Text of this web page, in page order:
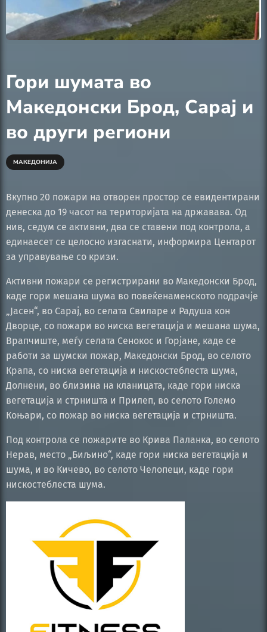
Гори шумата во
Македонски Брод, Сарај и
во други региони
МАКЕДОНИЈА
Вкупно 20 пожари на отворен простор се евидентирани
денеска до 19 часот на територијата на државава. Од
нив, седум се активни, два се ставени под контрола, а
единаесет се целосно изгаснати, информира Центарот
за управување со кризи.
Активни пожари се регистрирани во Македонски Брод,
каде гори мешана шума во повеќенаменското подрачје
„Јасен“, во Сарај, во селата Свиларе и Радуша кон
Дворце, со пожари во ниска вегетација и мешана шума,
Врапчиште, меѓу селата Сенокос и Горјане, каде се
работи за шумски пожар, Македонски Брод, во селото
Крапа, со ниска вегетација и нискостеблеста шума,
Долнени, во близина на кланицата, каде гори ниска
вегетација и стрништа и Прилеп, во селото Големо
Коњари, со пожар во ниска вегетација и стрништа.
Под контрола се пожарите во Крива Паланка, во селото
Нерав, место „Биљино“, каде гори ниска вегетација и
шума, и во Кичево, во селото Челопеци, каде гори
нискостеблеста шума.